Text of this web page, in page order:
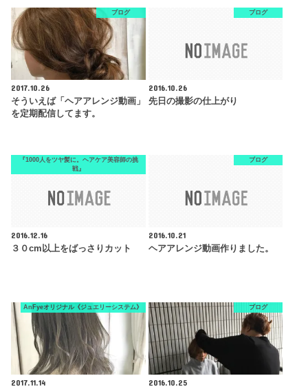
ブログ
2017.10.26
そういえば「ヘアアレンジ動画」
を定期配信してます。
ブログ
2016.10.26
先日の撮影の仕上がり
『1000人をツヤ髪に。ヘアケア美容師の挑
戦』
2016.12.16
３０cm以上をばっさりカット
ブログ
2016.10.21
ヘアアレンジ動画作りました。
AnFyeオリジナル《ジュエリーシステム》
2017.11.14
ブログ
2016.10.25